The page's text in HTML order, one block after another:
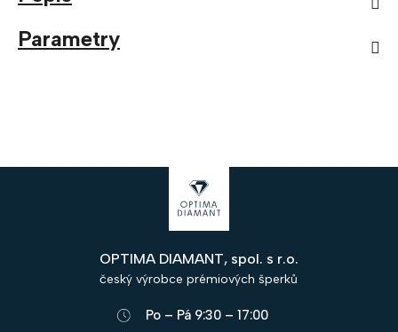
Parametry
OPTIMA DIAMANT, spol. s r.o.
český výrobce prémiových šperků
Po – Pá 9:30 – 17:00